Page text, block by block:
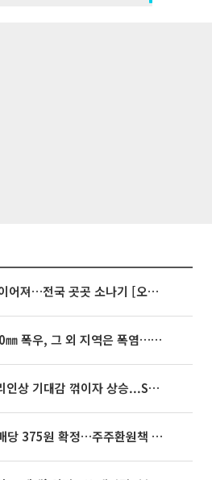
35도 안팎 무더위 이어져…전국 곳곳 소나기 [오늘 날씨]
동해안은 시간당 80㎜ 폭우, 그 외 지역은 폭염…‘극과 극 날씨’
뉴욕증시, 연준 금리인상 기대감 꺾이자 상승...S&P500 사상 최고치 [종합]
SK하이닉스, 분기배당 375원 확정…주주환원책 9월로 앞당겨 발표